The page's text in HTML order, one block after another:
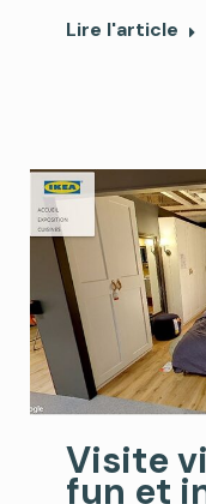
Lire l'article
Visite
fun et